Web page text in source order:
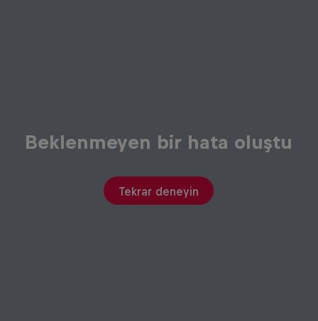
Beklenmeyen bir hata oluştu
Tekrar deneyin